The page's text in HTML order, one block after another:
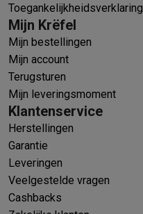
Toegankelijkheidsverklaring
Mijn Krëfel
Mijn bestellingen
Mijn account
Terugsturen
Mijn leveringsmoment
Klantenservice
Herstellingen
Garantie
Leveringen
Veelgestelde vragen
Cashbacks